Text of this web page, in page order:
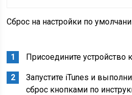
Сброс на настройки по
Присоедините устройство
Запустите iTunes и
сброс кнопками по